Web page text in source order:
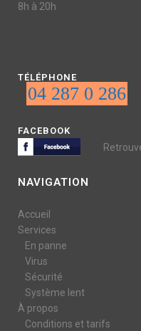
8h à 20h
TÉLÉPHONE
04 287 0 286
FACEBOOK
NAVIGATION
Accueil
Services
En panne
Virus
Sécurité
Système lent
À propos
Conditions et tarifs